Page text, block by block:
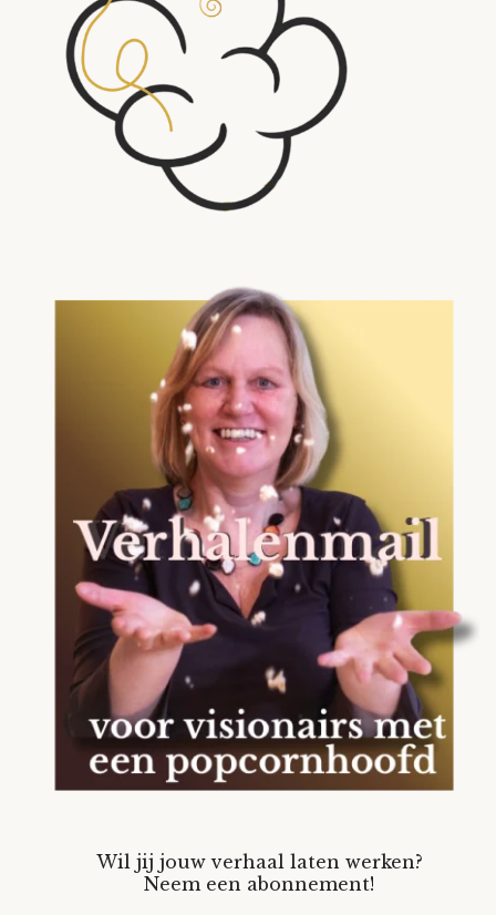
Wil jij jouw verhaal laten werken?
Neem een abonnement!